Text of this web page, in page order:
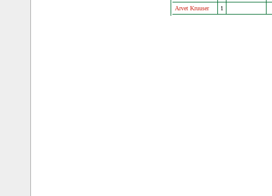
Arvet Kruuser
1